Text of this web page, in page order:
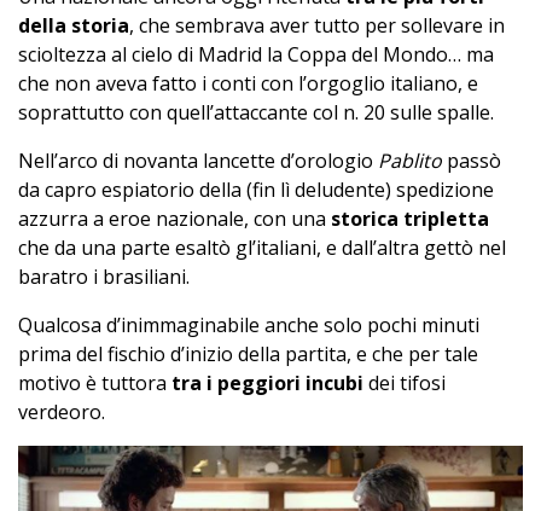
della storia, che sembrava aver tutto per sollevare in
scioltezza al cielo di Madrid la Coppa del Mondo… ma
che non aveva fatto i conti con l’orgoglio italiano, e
soprattutto con quell’attaccante col n. 20 sulle spalle.
Nell’arco di novanta lancette d’orologio Pablito passò
da capro espiatorio della (fin lì deludente) spedizione
azzurra a eroe nazionale, con una storica tripletta
che da una parte esaltò gl’italiani, e dall’altra gettò nel
baratro i brasiliani.
Qualcosa d’inimmaginabile anche solo pochi minuti
prima del fischio d’inizio della partita, e che per tale
motivo è tuttora tra i peggiori incubi dei tifosi
verdeoro.